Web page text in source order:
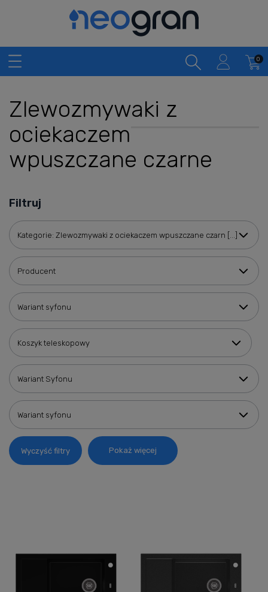
Zlewozmywaki z
ociekaczem
wpuszczane czarne
Filtruj
Kategorie: Zlewozmywaki z ociekaczem wpuszczane czarn [...]
Producent
Wariant syfonu
Koszyk teleskopowy
Wariant Syfonu
Wariant syfonu
Wyczyść filtry Pokaż więcej